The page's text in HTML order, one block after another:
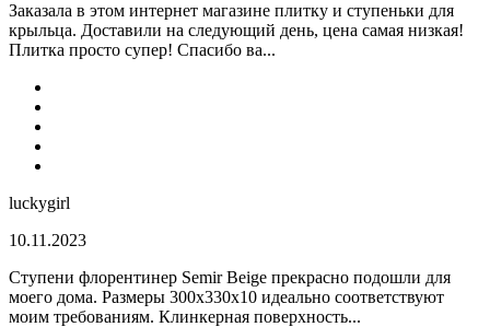
Заказала в этом интернет магазине плитку и ступеньки для
крыльца. Доставили на следующий день, цена самая низкая!
Плитка просто супер! Спасибо ва...
luckygirl
10.11.2023
Ступени флорентинер Semir Beige прекрасно подошли для
моего дома. Размеры 300х330х10 идеально соответствуют
моим требованиям. Клинкерная поверхность...